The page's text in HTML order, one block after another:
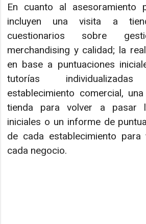
En cuanto al asesoramiento
incluyen una visita a
cuestionarios sobre
merchandising y calidad; la
en base a puntuaciones
tutorías
establecimiento comercial,
tienda para volver a pasar
iniciales o un informe de
de cada establecimiento
cada negocio.